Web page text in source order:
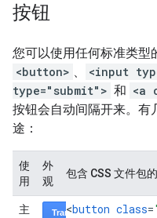
按钮
您可以使用任何标准类型
<button> 、 <input
type="submit"> 和 <a
按钮会自动间隔开来。有
途：
使
用
外
观
包含 CSS 文件包
主
<button class=